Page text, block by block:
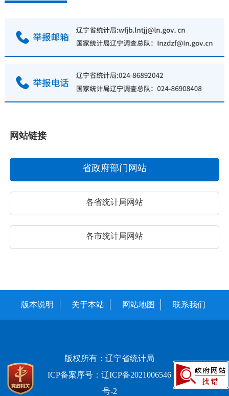
网站链接
省政府部门网站
各省统计局网站
各市统计局网站
版本说明 关于本站 网站地图 联系我们
版权所有：辽宁省统计局
ICP备案序号：辽ICP备2021006546
号-2